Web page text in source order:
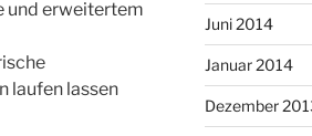
und erweitertem
laufen lassen
Juni 2014
Januar 2014
Dezember